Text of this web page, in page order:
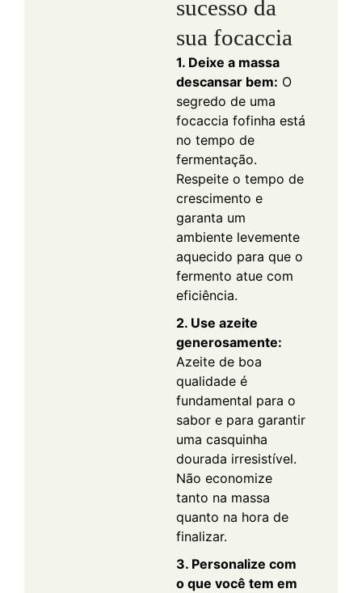
sucesso da
sua focaccia
1. Deixe a massa
descansar bem: O
segredo de uma
focaccia fofinha está
no tempo de
fermentação.
Respeite o tempo de
crescimento e
garanta um
ambiente levemente
aquecido para que o
fermento atue com
eficiência.
2. Use azeite
generosamente:
Azeite de boa
qualidade é
fundamental para o
sabor e para garantir
uma casquinha
dourada irresistível.
Não economize
tanto na massa
quanto na hora de
finalizar.
3. Personalize com
o que você tem em